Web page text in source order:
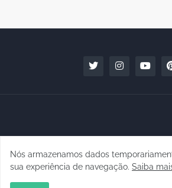
Copyright © 2010 - 2026 |
Nós armazenamos dados
sua experiência de navegação. Saiba